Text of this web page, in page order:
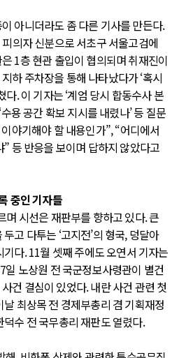
아니더라도 좀 다른 기사를 만든다.
의자 신분으로 서초구 서울고검에
1층 현관 출입이 협의되며 취재진이
하 주차장을 통해 나타났다가 ‘혹시
다. 이 기자는 ‘계엄 당시 합동수사 본
용 공간 확보 지시를 내렸나’ 등 질문
야기해야 할 내용인가”, “어디에서
등 반응을 보이며 답하지 않았다고
중인 기자들
며 시선은 재판부를 향하고 있다. 큰
고 다투는 ‘고지전’의 형국, 덩달아
다. 11월 셋째 주에도 오연서 기자는
노상원 전 국군정보사령관이 별건
건 결심이 있었다. 내란 사건 관련 첫
최상목 전 경제부총리 겸 기획재정
수 전 국무총리 재판도 열렸다.